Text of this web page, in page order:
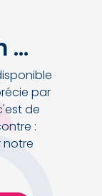
...
par
de
:
notre